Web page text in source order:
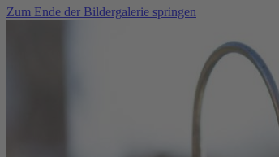
Zum Ende der Bildergalerie springen